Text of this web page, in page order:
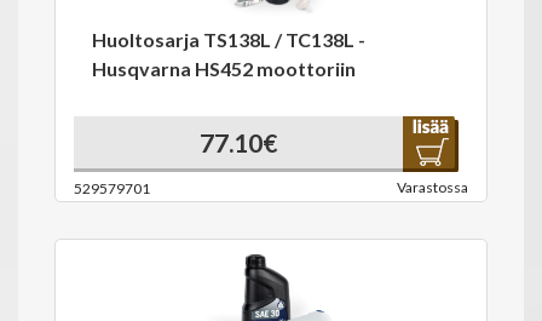
Huoltosarja TS138L / TC138L -
Husqvarna HS452 moottoriin
77.10€
529579701 Varastossa